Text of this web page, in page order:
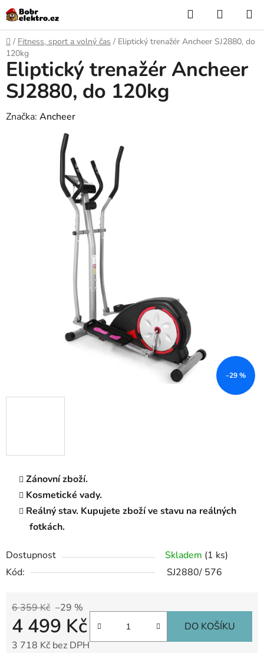
Přejít
na
obsah
Hledat
KOŠÍK
Domů
/ Fitness, sport a volný čas / Eliptický trenažér Ancheer SJ2880, do
120kg
Zánovní zboží.
Kosmetické vady.
Reálný stav. Kupujete zboží ve stavu na reálných
fotkách.
Dostupnost Skladem (1 ks)
Kód:
SJ2880/ 576
6 359 Kč –29 %
4 499 Kč
3 718 Kč bez DPH
DO KOŠÍKU
Eliptický trenažér Ancheer
SJ2880, do 120kg
Značka: Ancheer
–29 %